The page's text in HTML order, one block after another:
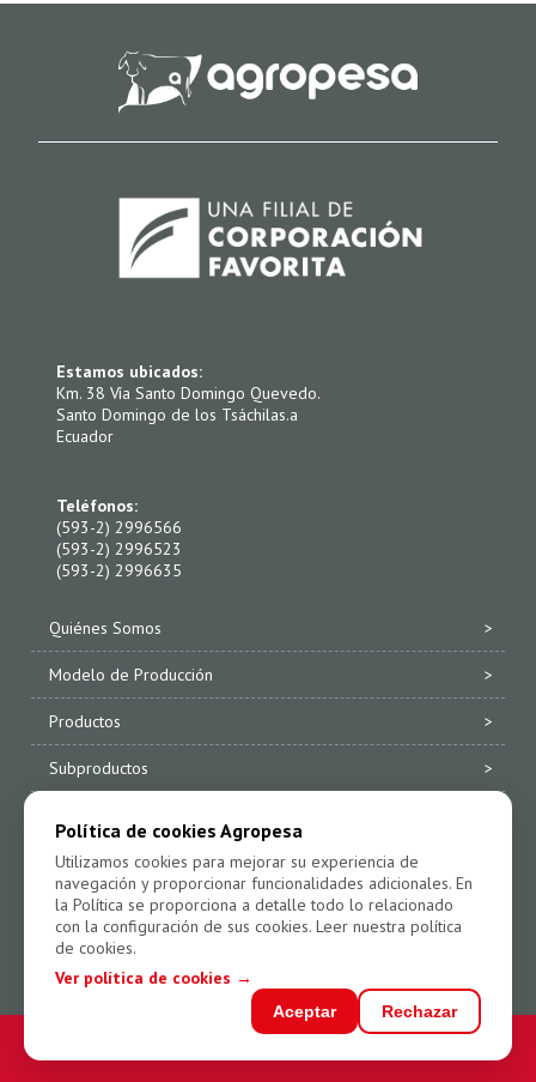
Estamos ubicados:
Km. 38 Vía Santo Domingo Quevedo.
Santo Domingo de los Tsáchilas.a
Ecuador
Teléfonos:
(593-2) 2996566
(593-2) 2996523
(593-2) 2996635
Quiénes Somos
Modelo de Producción
Productos
Subproductos
Calidad Certificada
Contacto
Política de Privacidad
Política de cookies Agropesa
Utilizamos cookies para mejorar su experiencia de
navegación y proporcionar funcionalidades adicionales. En
la Política se proporciona a detalle todo lo relacionado
con la configuración de sus cookies. Leer nuestra política
de cookies.
Ver política de cookies →
Aceptar Rechazar